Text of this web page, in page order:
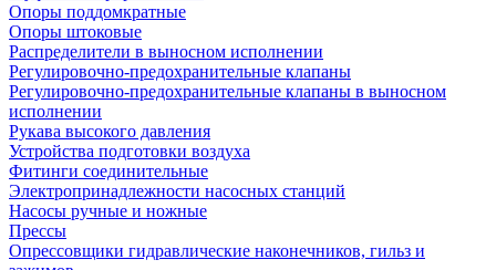
Опоры поддомкратные
Опоры штоковые
Распределители в выносном исполнении
Регулировочно-предохранительные клапаны
Регулировочно-предохранительные клапаны в выносном
исполнении
Рукава высокого давления
Устройства подготовки воздуха
Фитинги соединительные
Электропринадлежности насосных станций
Насосы ручные и ножные
Прессы
Опрессовщики гидравлические наконечников, гильз и